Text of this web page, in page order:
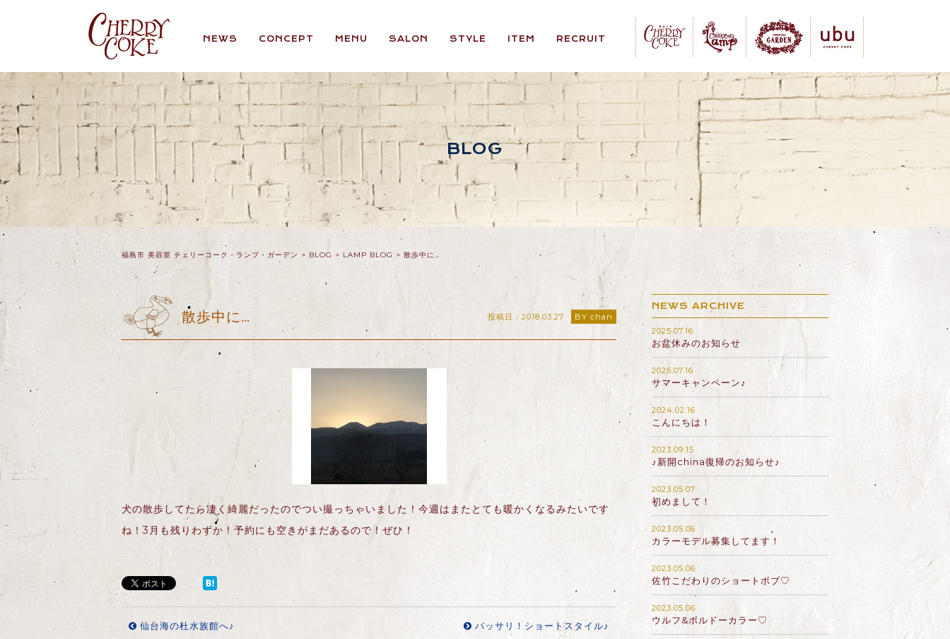
NEWS CONCEPT MENU SALON STYLE ITEM RECRUIT
BLOG
福島市 美容室 チェリーコーク・ランプ・ガーデン > BLOG > LAMP BLOG > 散歩中に…
散歩中に… 投稿日：2018.03.27 BY chan
犬の散歩してたら凄く綺麗だったのでつい撮っちゃいました！今週はまたとても暖かくなるみたいです
ね！3月も残りわずか！予約にも空きがまだあるので！ぜひ！
仙台海の杜水族館へ♪ バッサリ！ショートスタイル♪
NEWS ARCHIVE
2025.07.16
お盆休みのお知らせ
2025.07.16
サマーキャンペーン♪
2024.02.16
こんにちは！
2023.09.15
♪新開china復帰のお知らせ♪
2023.05.07
初めまして！
2023.05.06
カラーモデル募集してます！
2023.05.06
佐竹こだわりのショートボブ♡
2023.05.06
ウルフ&ボルドーカラー♡